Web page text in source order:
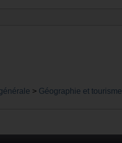
> Géographie et tourisme